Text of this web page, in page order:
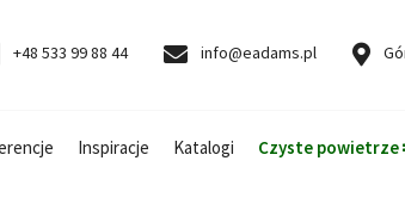
+48 533 99 88 44 info@eadams.pl
Inspiracje Katalogi Czyste powietrze